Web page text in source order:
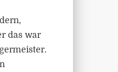
das war